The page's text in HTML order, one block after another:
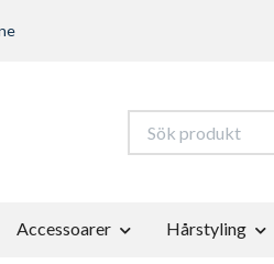
Accessoarer Hårstyling